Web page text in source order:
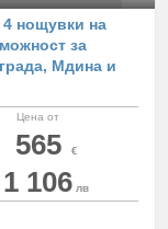
нощувки на
за
Мдина и
Цена от
565 €
1 106 лв